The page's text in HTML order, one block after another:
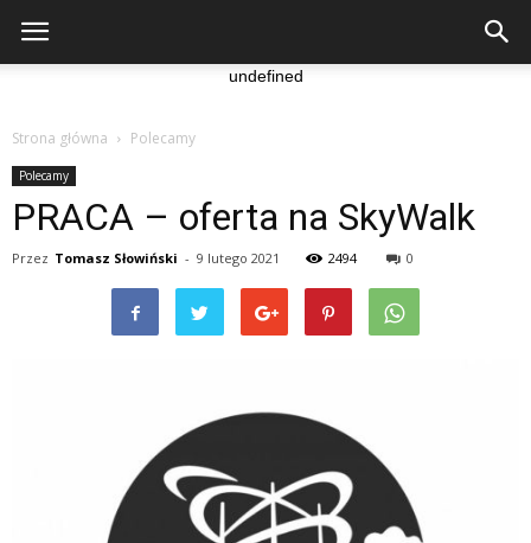
undefined
Strona główna Polecamy
Polecamy
PRACA – oferta na SkyWalk
Przez Tomasz Słowiński - 9 lutego 2021 2494 0